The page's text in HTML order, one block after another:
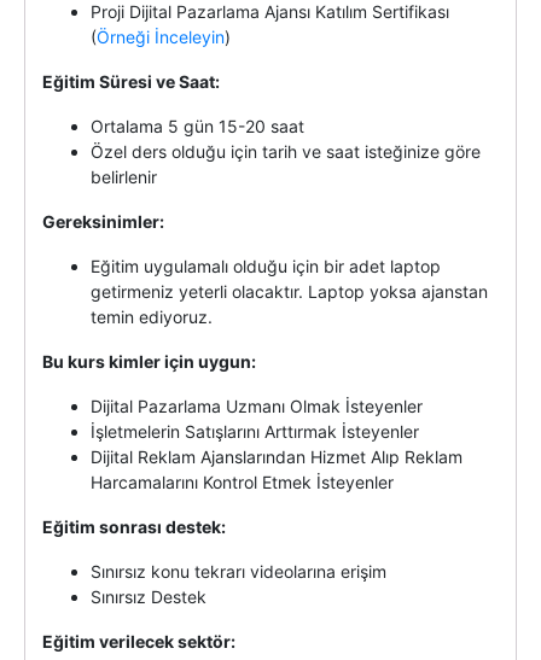
Proji Dijital Pazarlama Ajansı Katılım Sertifikası
(Örneği İnceleyin)
Eğitim Süresi ve Saat:
Ortalama 5 gün 15-20 saat
Özel ders olduğu için tarih ve saat isteğinize göre
belirlenir
Gereksinimler:
Eğitim uygulamalı olduğu için bir adet laptop
getirmeniz yeterli olacaktır. Laptop yoksa ajanstan
temin ediyoruz.
Bu kurs kimler için uygun:
Dijital Pazarlama Uzmanı Olmak İsteyenler
İşletmelerin Satışlarını Arttırmak İsteyenler
Dijital Reklam Ajanslarından Hizmet Alıp Reklam
Harcamalarını Kontrol Etmek İsteyenler
Eğitim sonrası destek:
Sınırsız konu tekrarı videolarına erişim
Sınırsız Destek
Eğitim verilecek sektör: